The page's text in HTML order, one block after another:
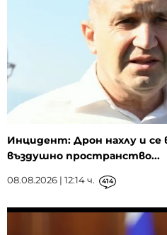
Инцидент: Дрон нахлу и се
въздушно пространство...
08.08.2026 | 12:14 ч. 414